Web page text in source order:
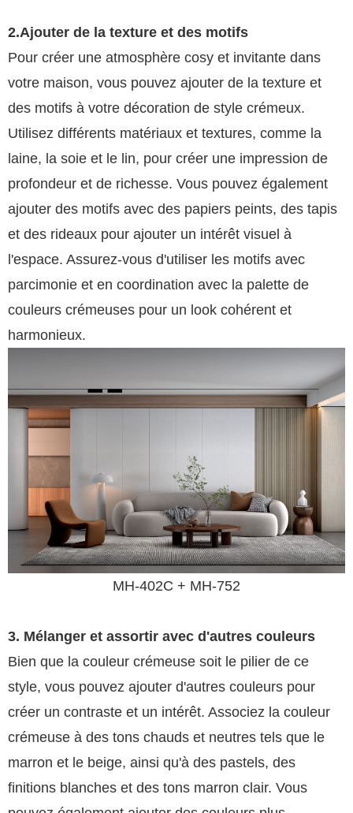
2.Ajouter de la texture et des motifs
Pour créer une atmosphère cosy et invitante dans
votre maison, vous pouvez ajouter de la texture et
des motifs à votre décoration de style crémeux.
Utilisez différents matériaux et textures, comme la
laine, la soie et le lin, pour créer une impression de
profondeur et de richesse. Vous pouvez également
ajouter des motifs avec des papiers peints, des tapis
et des rideaux pour ajouter un intérêt visuel à
l'espace. Assurez-vous d'utiliser les motifs avec
parcimonie et en coordination avec la palette de
couleurs crémeuses pour un look cohérent et
harmonieux.
MH-402C + MH-752
3. Mélanger et assortir avec d'autres couleurs
Bien que la couleur crémeuse soit le pilier de ce
style, vous pouvez ajouter d'autres couleurs pour
créer un contraste et un intérêt. Associez la couleur
crémeuse à des tons chauds et neutres tels que le
marron et le beige, ainsi qu'à des pastels, des
finitions blanches et des tons marron clair. Vous